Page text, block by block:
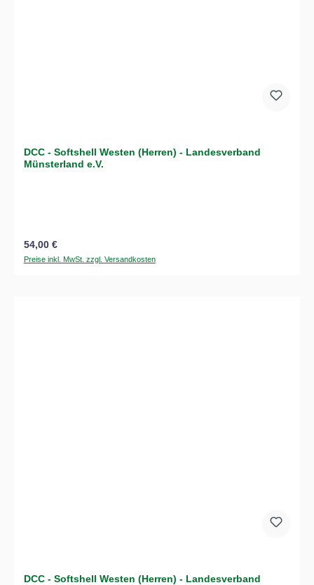
DCC - Softshell Westen (Herren) - Landesverband
Münsterland e.V.
Regulärer Preis:
54,00 €
Preise inkl. MwSt. zzgl. Versandkosten
DCC - Softshell Westen (Herren) - Landesverband